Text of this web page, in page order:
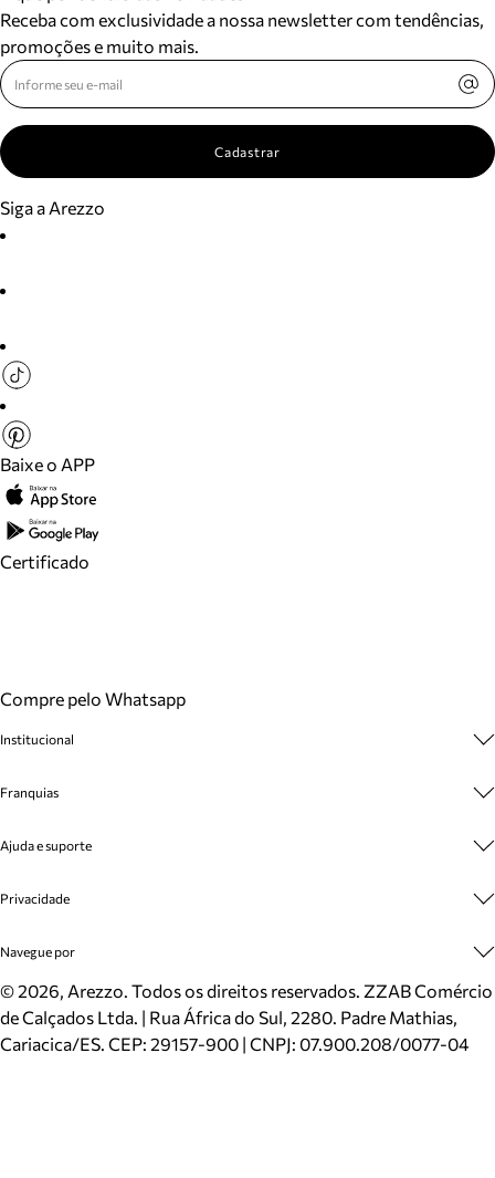
Receba com exclusividade a nossa newsletter com tendências,
promoções e muito mais.
Cadastrar
Siga a Arezzo
Baixe o APP
Certificado
Compre pelo Whatsapp
Institucional
Cashback
Venda Corporativa
Mapa do Site
Inverno
Mundo Arezzo
Franquias
Plano de Negócio
Ajuda e suporte
Cadastro
Meus Pedidos
Trocas e Devoluções
Cartão Presente
Localizador de lojas
Privacidade
Politica e Privacidade
Navegue por
Sapatos
Bolsas
Scarpins
©2026, Arezzo. Todos os direitos reservados. ZZAB Comércio
de Calçados Ltda. | Rua África do Sul, 2280. Padre Mathias,
Cariacica/ES. CEP: 29157-900 | CNPJ: 07.900.208/0077-04